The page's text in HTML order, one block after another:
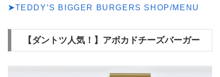
➤TEDDY’S BIGGER BURGERS SHOP/MENU
【ダントツ人気！】アボカドチーズバーガー